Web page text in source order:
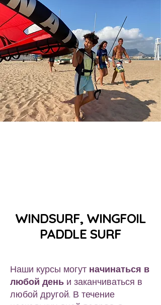
WINDSURF, WINGFOIL
PADDLE SURF
Наши курсы могут начинаться в
любой день и заканчиваться в
любой другой. В течение